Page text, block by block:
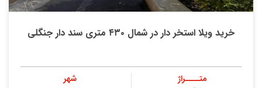
خرید ویلا استخر دار در شمال ۴۳۰ متری سند دار جنگلی
متــــراژ
شهر